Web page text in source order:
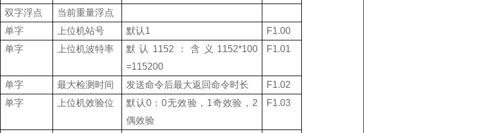
双字浮点
当前重量浮点
单字 上位机站号 默认 1
F1.00
单字 上位机波特率 默认 1152 ：含义 1152*100
=115200
F1.01
单字 最大检测时间 发送命令后最大返回命令时长
F1.02
单字 上位机效验位 默认 0：0无效验， 1奇效验， 2
偶效验
F1.03